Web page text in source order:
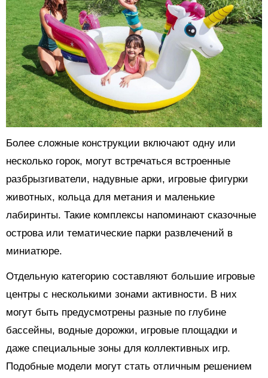
Более сложные конструкции включают одну или
несколько горок, могут встречаться встроенные
разбрызгиватели, надувные арки, игровые фигурки
животных, кольца для метания и маленькие
лабиринты. Такие комплексы напоминают сказочные
острова или тематические парки развлечений в
миниатюре.
Отдельную категорию составляют большие игровые
центры с несколькими зонами активности. В них
могут быть предусмотрены разные по глубине
бассейны, водные дорожки, игровые площадки и
даже специальные зоны для коллективных игр.
Подобные модели могут стать отличным решением